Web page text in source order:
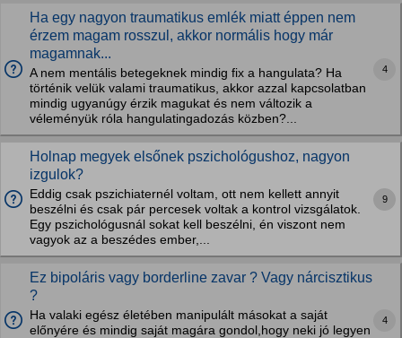
Ha egy nagyon traumatikus emlék miatt éppen nem
érzem magam rosszul, akkor normális hogy már
magamnak...
A nem mentális betegeknek mindig fix a hangulata? Ha
történik velük valami traumatikus, akkor azzal kapcsolatban
mindig ugyanúgy érzik magukat és nem változik a
véleményük róla hangulatingadozás közben?...
4
Holnap megyek elsőnek pszichológushoz, nagyon
izgulok?
Eddig csak pszichiaternél voltam, ott nem kellett annyit
beszélni és csak pár percesek voltak a kontrol vizsgálatok.
Egy pszichológusnál sokat kell beszélni, én viszont nem
vagyok az a beszédes ember,...
9
Ez bipoláris vagy borderline zavar ? Vagy nárcisztikus
?
Ha valaki egész életében manipulált másokat a saját
előnyére és mindig saját magára gondol,hogy neki jó legyen
4